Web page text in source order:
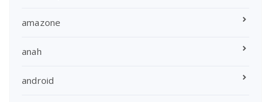
amazone
anah
android